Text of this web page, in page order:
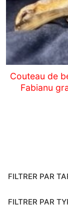
Couteau de
Fabianu
FILTRER PAR
FILTRER PAR